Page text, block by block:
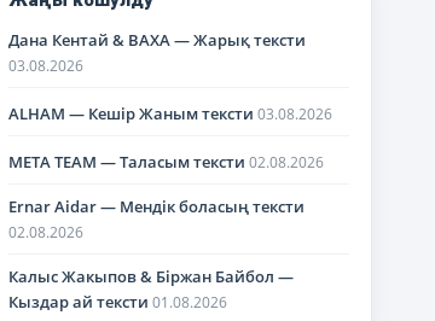
Дана Кентай & BAXA — Жарық тексти
03.08.2026
ALHAM — Кешір Жаным тексти 03.08.2026
META TEAM — Таласым тексти 02.08.2026
Ernar Aidar — Мендік боласың тексти
02.08.2026
Калыс Жакыпов & Біржан Байбол —
Кыздар ай тексти 01.08.2026